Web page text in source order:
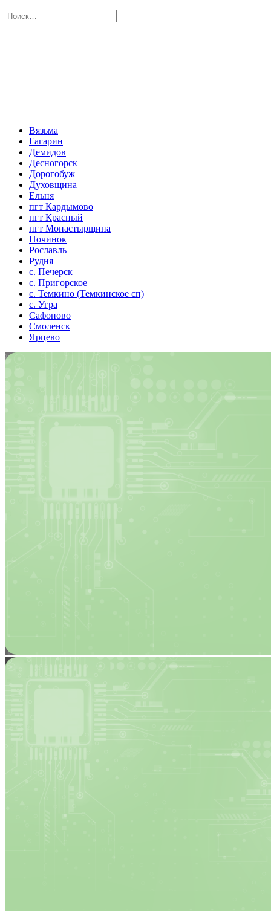
Вязьма
Гагарин
Демидов
Десногорск
Дорогобуж
Духовщина
Ельня
пгт Кардымово
пгт Красный
пгт Монастырщина
Починок
Рославль
Рудня
с. Печерск
с. Пригорское
с. Темкино (Темкинское сп)
с. Угра
Сафоново
Смоленск
Ярцево